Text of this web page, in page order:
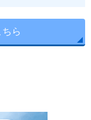
ら